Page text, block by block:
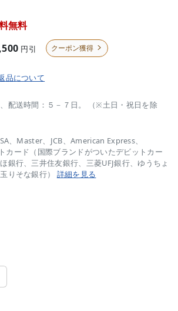
無料
円引 クーポン獲得 
品について
配送時間：５－７日。 （※土日・祝日を除
、Master、JCB、American Express、
カード（国際ブランドがついたデビットカー
銀行、三井住友銀行、三菱UFJ銀行、ゆうちょ
りそな銀行） 詳細を見る